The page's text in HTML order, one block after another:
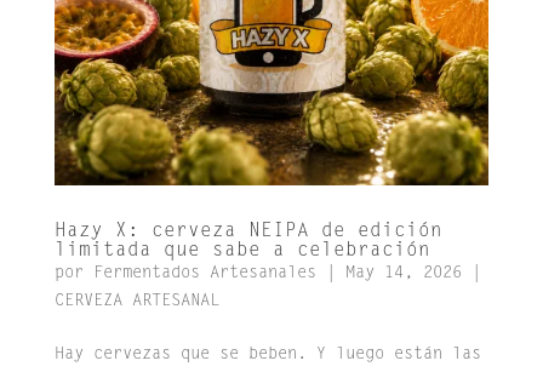
Hazy X: cerveza NEIPA de edición
limitada que sabe a celebración
por Fermentados Artesanales May 14, 2026
CERVEZA ARTESANAL
Hay cervezas que se beben. Y luego están las